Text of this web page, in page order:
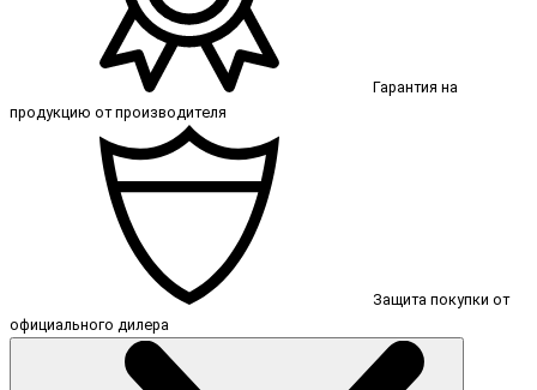
Гарантия на
продукцию от производителя
Защита покупки от
официального дилера